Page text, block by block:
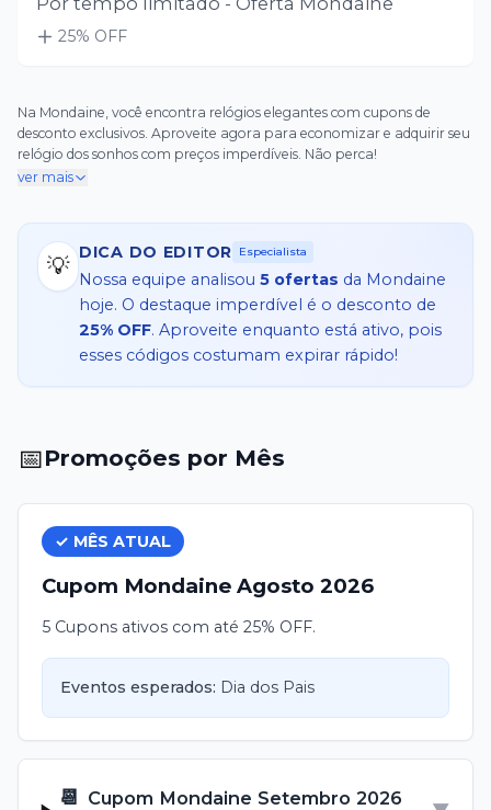
25% OFF
Na Mondaine, você encontra relógios elegantes com cupons de
desconto exclusivos. Aproveite agora para economizar e adquirir seu
relógio dos sonhos com preços imperdíveis. Não perca!
ver mais
💡
DICA DO EDITOR Especialista
Nossa equipe analisou 5ofertas da Mondaine
hoje. O destaque imperdível é o desconto de
25% OFF. Aproveite enquanto está ativo, pois
esses códigos costumam expirar rápido!
📅Promoções por Mês
✓ MÊS ATUAL
Cupom Mondaine Agosto 2026
5 Cupons ativos com até 25% OFF.
Eventos esperados: Dia dos Pais
📆 Cupom Mondaine Setembro 2026